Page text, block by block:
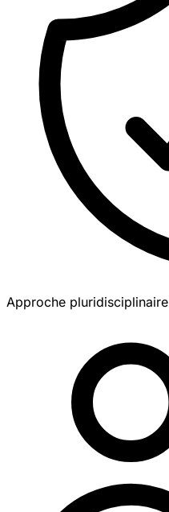
Approche pluridisciplinaire